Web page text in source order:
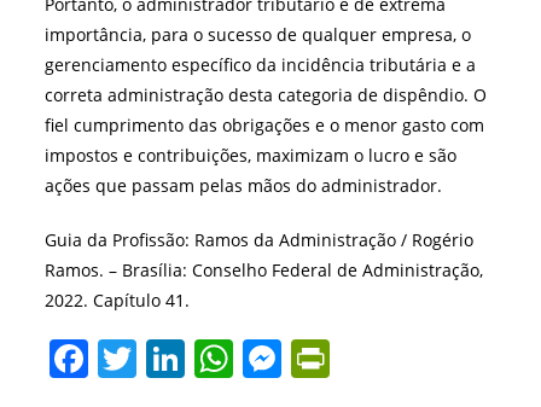
importância, para o sucesso de qualquer empresa, o
gerenciamento específico da incidência tributária e a
correta administração desta categoria de dispêndio. O
fiel cumprimento das obrigações e o menor gasto com
impostos e contribuições, maximizam o lucro e são
ações que passam pelas mãos do administrador.
Guia da Profissão: Ramos da Administração / Rogério
Ramos. – Brasília: Conselho Federal de Administração,
2022. Capítulo 41.
F T Li W M